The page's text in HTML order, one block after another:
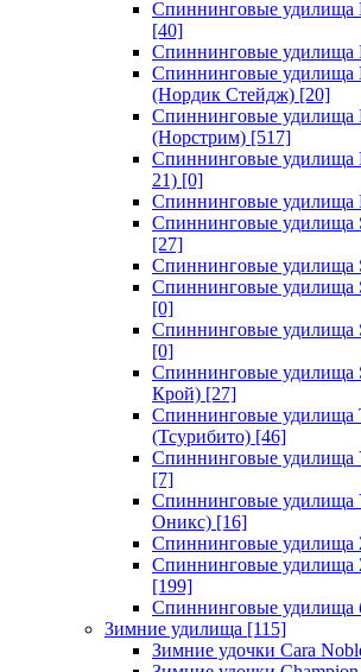
Спиннинговые удилища
[40]
Спиннинговые удилища
Спиннинговые удилища
(Нордик Стейдж) [20]
Спиннинговые удилища
(Норстрим) [517]
Спиннинговые удилища
21) [0]
Спиннинговые удилища
Спиннинговые удилища
[27]
Спиннинговые удилища
Спиннинговые удилища
[0]
Спиннинговые удилища
[0]
Спиннинговые удилища
Крой) [27]
Спиннинговые удилища
(Тсурибито) [46]
Спиннинговые
[7]
Спиннинговые удилища
Оникс) [16]
Спиннинговые удилища
Спиннинговые удилища
[199]
Спиннинговые удилища
Зимние удилища [115]
Зимние удочки Cara